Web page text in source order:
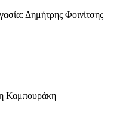
Δημήτρης Φοινίτσης
Καμπουράκη